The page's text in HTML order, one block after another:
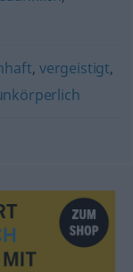
, vergeistigt,